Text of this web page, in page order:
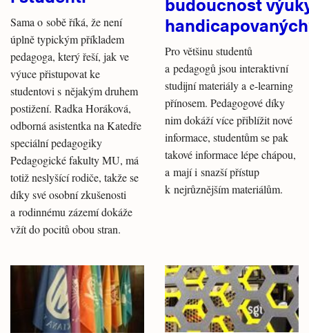
Sama o sobě říká, že není
úplně typickým příkladem
pedagoga, který řeší, jak ve
výuce přistupovat ke
studentovi s nějakým druhem
postižení. Radka Horáková,
odborná asistentka na Katedře
speciální pedagogiky
Pedagogické fakulty MU, má
totiž neslyšící rodiče, takže se
díky své osobní zkušenosti
a rodinnému zázemí dokáže
vžít do pocitů obou stran.
Pro většinu studentů
a pedagogů jsou interaktivní
studijní materiály a e-learning
přínosem. Pedagogové díky
nim dokáží více přiblížit nové
informace, studentům se pak
takové informace lépe chápou,
a mají i snazší přístup
k nejrůznějším materiálům.